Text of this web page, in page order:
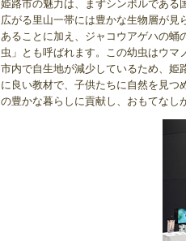
姫路市の魅力は、まずシンボルである
広がる里山一帯には豊かな生物層が見
あることに加え、ジャコウアゲハの蛹
虫」とも呼ばれます。この幼虫はウ
市内で自生地が減少しているため、姫
に良い教材で、子供たちに自然を見
の豊かな暮らしに貢献し、おもてなし